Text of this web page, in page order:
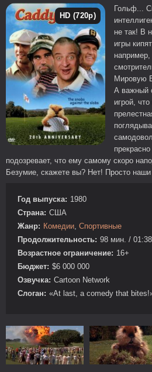
HD (720p)
Гольф...
не так! В
игры
Мировую
А важный
игрой,
подозревает, что ему самому скоро
Безумие, скажете вы? Нет! Просто
Год выпуска: 1980
Страна: США
Жанр: Комедии, Спортивные
Продолжительность: 98 мин. / 01:38
Возрастное ограничение: 16+
Бюджет: $6 000 000
Озвучка: Cartoon Network
Слоган: «At last, a comedy that